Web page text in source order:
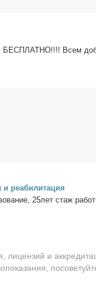
БЕСПЛАТНО!!!! Всем
ре­а­би­ли­та­ция
25лет стаж
лицензий и